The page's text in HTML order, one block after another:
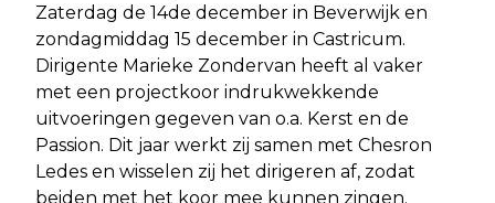
Zaterdag de 14de december in Beverwijk en
zondagmiddag 15 december in Castricum.
Dirigente Marieke Zondervan heeft al vaker
met een projectkoor indrukwekkende
uitvoeringen gegeven van o.a. Kerst en de
Passion. Dit jaar werkt zij samen met Chesron
Ledes en wisselen zij het dirigeren af, zodat
beiden met het koor mee kunnen zingen.